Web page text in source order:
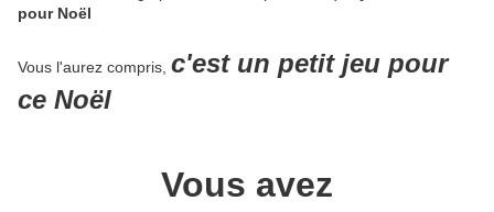
pour Noël
Vous l'aurez compris, c'est un petit jeu pour
ce Noël
Vous avez